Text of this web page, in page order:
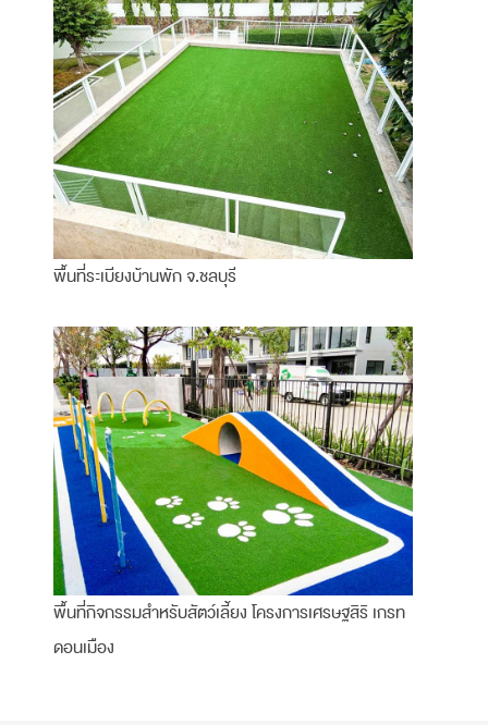
พื้นที่ระเบียงบ้านพัก จ.ชลบุรี
พื้นที่กิจกรรมสำหรับสัตว์เลี้ยง โครงการเศรษฐสิริ เกรท
ดอนเมือง